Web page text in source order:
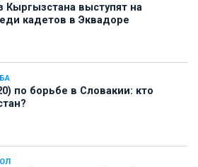
выступят на
кадетов в Эквадоре
по борьбе в Словакии: кто